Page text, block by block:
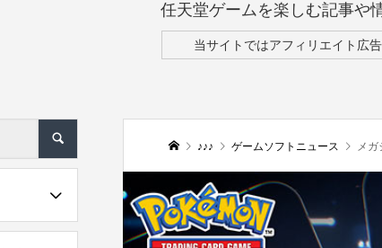
任天堂ゲームを楽しむ記事や
当サイトではアフィリエイト広
♪♪♪ ゲームソフトニュース メガ